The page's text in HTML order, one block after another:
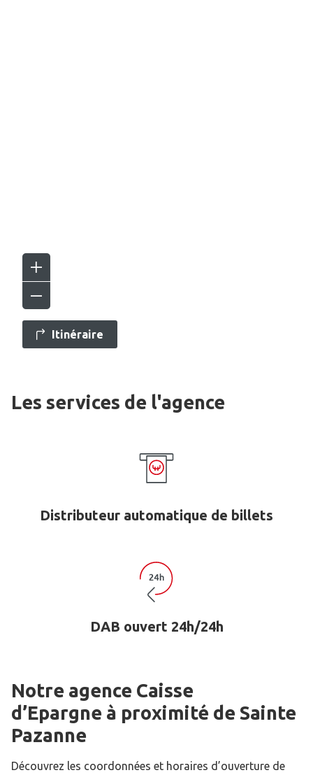
Itinéraire
Les services de l'agence
Distributeur automatique de billets
DAB ouvert 24h/24h
Notre agence Caisse
d’Epargne à proximité de Sainte
Pazanne
Découvrez les coordonnées et horaires d’ouverture de